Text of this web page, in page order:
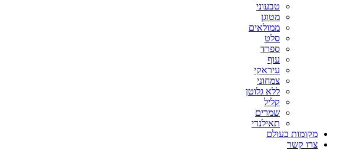
טבעוני
מטוגן
ממולאים
סלט
ספרד
עוף
עיראקי
צמחוני
ללא גלוטן
קליל
שמרים
תאילנדי
מקומות בעולם
צרו קשר